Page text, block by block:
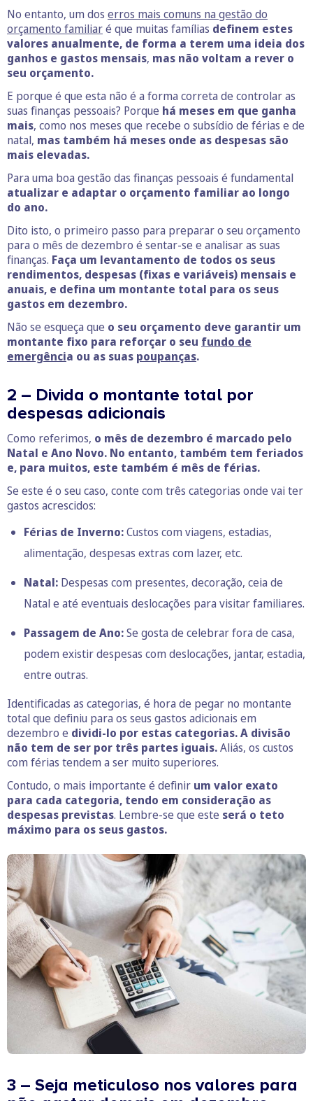
No entanto, um dos erros mais comuns na gestão do
orçamento familiaré que muitas famílias definem estes
valores anualmente, de forma a terem uma ideia dos
ganhos e gastos mensais, mas não voltam a rever o
seu orçamento.
E porque é que esta não é a forma correta de controlar as
suas finanças pessoais? Porque há meses em que ganha
mais, como nos meses que recebe o subsídio de férias e de
natal, mas também há meses onde as despesas são
mais elevadas.
Para uma boa gestão das finanças pessoais é fundamental
atualizar e adaptar o orçamento familiar ao longo
do ano.
Dito isto, o primeiro passo para preparar o seu orçamento
para o mês de dezembro é sentar-se e analisar as suas
finanças. Faça um levantamento de todos os seus
rendimentos, despesas (fixas e variáveis) mensais e
anuais, e defina um montante total para os seus
gastos em dezembro.
Não se esqueça que o seu orçamento deve garantir um
montante fixo para reforçar o seu fundo de
emergência ou as suas poupanças.
2 – Divida o montante total por
despesas adicionais
Como referimos, o mês de dezembro é marcado pelo
Natal e Ano Novo. No entanto, também tem feriados
e, para muitos, este também é mês de férias.
Se este é o seu caso, conte com três categorias onde vai ter
gastos acrescidos:
Férias de Inverno:Custos com viagens, estadias,
alimentação, despesas extras com lazer, etc.
Natal: Despesas com presentes, decoração, ceia de
Natal e até eventuais deslocações para visitar familiares.
Passagem de Ano:Se gosta de celebrar fora de casa,
podem existir despesas com deslocações, jantar, estadia,
entre outras.
Identificadas as categorias, é hora de pegar no montante
total que definiu para os seus gastos adicionais em
dezembro e dividi-lo por estas categorias.A divisão
não tem de ser por três partes iguais.Aliás, os custos
com férias tendem a ser muito superiores.
Contudo, o mais importante é definir um valor exato
para cada categoria, tendo em consideração as
despesas previstas. Lembre-se que este será o teto
máximo para os seus gastos.
3 – Seja meticuloso nos valores para